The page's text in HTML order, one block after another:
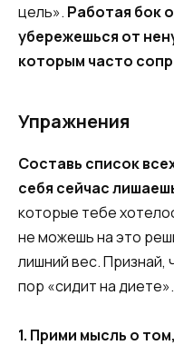
цель». Работая бок
убережешься от
которым часто
Упражнения
Составь список
себя сейчас
которые тебе
не можешь на это
лишний вес. Признай,
пор «сидит на диете».
1. Прими мысль о